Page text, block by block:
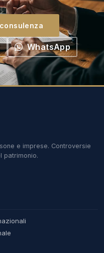
WhatsApp
e imprese. Controversie
patrimonio.